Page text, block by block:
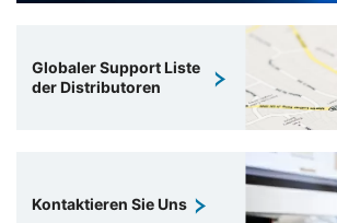
Globaler Support Liste
der Distributoren
Kontaktieren Sie Uns